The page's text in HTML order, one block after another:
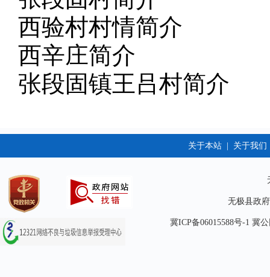
西验村村情简介
西辛庄简介
张段固镇王吕村简介